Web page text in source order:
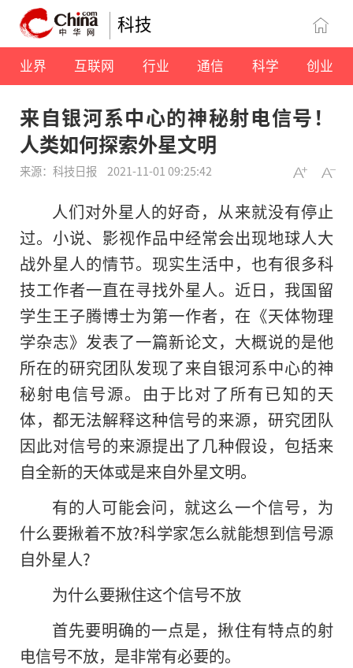
科技
业界 互联网 行业 通信 科学 创业
来自银河系中心的神秘射电信号！
人类如何探索外星文明
来源：科技日报 2021-11-01 09:25:42
人们对外星人的好奇，从来就没有停止
过。小说、影视作品中经常会出现地球人大
战外星人的情节。现实生活中，也有很多科
技工作者一直在寻找外星人。近日，我国留
学生王子腾博士为第一作者，在《天体物理
学杂志》发表了一篇新论文，大概说的是他
所在的研究团队发现了来自银河系中心的神
秘射电信号源。由于比对了所有已知的天
体，都无法解释这种信号的来源，研究团队
因此对信号的来源提出了几种假设，包括来
自全新的天体或是来自外星文明。
有的人可能会问，就这么一个信号，为
什么要揪着不放?科学家怎么就能想到信号源
自外星人?
为什么要揪住这个信号不放
首先要明确的一点是，揪住有特点的射
电信号不放，是非常有必要的。